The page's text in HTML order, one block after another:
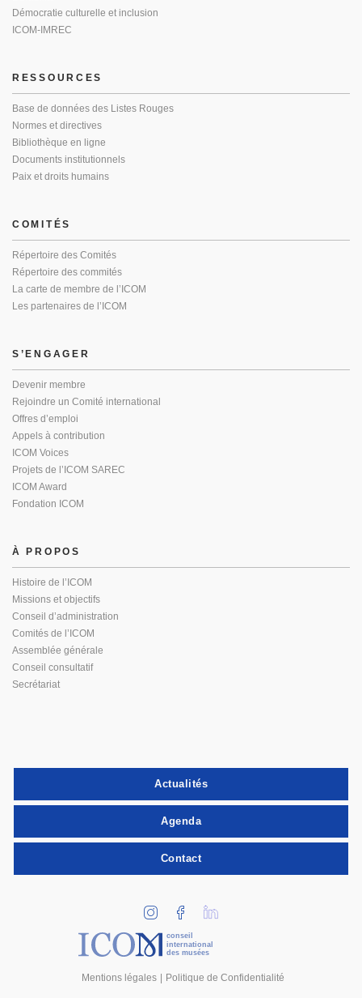
Démocratie culturelle et inclusion
ICOM-IMREC
RESSOURCES
Base de données des Listes Rouges
Normes et directives
Bibliothèque en ligne
Documents institutionnels
Paix et droits humains
COMITÉS
Répertoire des Comités
Répertoire des commités
La carte de membre de l’ICOM
Les partenaires de l’ICOM
S’ENGAGER
Devenir membre
Rejoindre un Comité international
Offres d’emploi
Appels à contribution
ICOM Voices
Projets de l’ICOM SAREC
ICOM Award
Fondation ICOM
À PROPOS
Histoire de l’ICOM
Missions et objectifs
Conseil d’administration
Comités de l’ICOM
Assemblée générale
Conseil consultatif
Secrétariat
Actualités
Agenda
Contact
conseil
international
des musées
Mentions légales Politique de Confidentialité